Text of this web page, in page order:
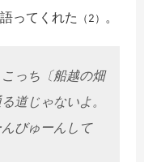
ってくれた
（2） 。
っち〔船越の畑
道じゃないよ。
びゅーんして